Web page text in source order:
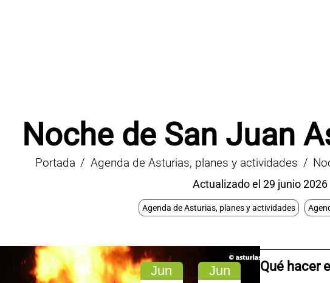
Noche de San Juan
Portada Agenda de Asturias, planes y actividades
Actualizado el 29 junio 2026
Agenda de Asturias, planes y actividades
Jun
Jun
Qué hacer